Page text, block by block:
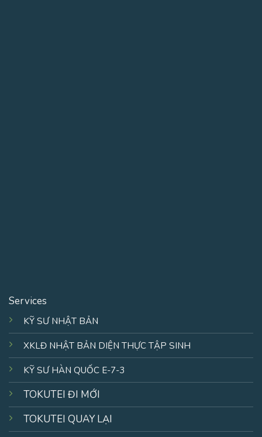
Services
KỸ SƯ NHẬT BẢN
XKLĐ NHẬT BẢN DIỆN THỰC TẬP SINH
KỸ SƯ HÀN QUỐC E-7-3
TOKUTEI ĐI MỚI
TOKUTEI QUAY LẠI